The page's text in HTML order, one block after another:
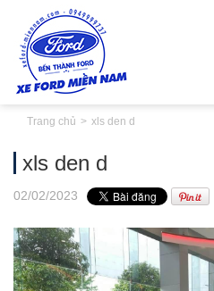
Trang chủ xls den d
xls den d
02/02/2023